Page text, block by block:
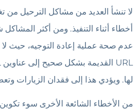
لا تنشأ العديد من مشاكل الترحيل من
أخطاء أثناء التنفيذ. ومن أكثر
عدم صحة عملية إعادة التوجيه، حيث لا
لها. ويؤدي هذا إلى فقدان الزيارات